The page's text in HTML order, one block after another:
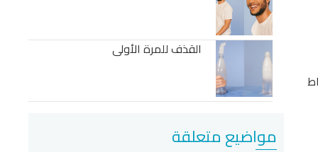
القذف للمرة الأولى
مواضيع متعلقة